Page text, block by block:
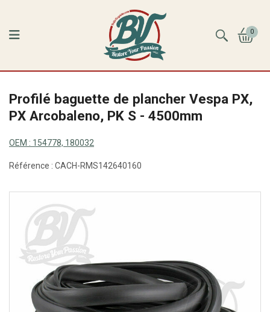
0
Profilé baguette de plancher Vespa PX,
PX Arcobaleno, PK S - 4500mm
OEM : 154778, 180032
Référence : CACH-RMS142640160